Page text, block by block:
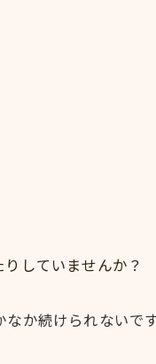
していませんか？
なか続けられないで